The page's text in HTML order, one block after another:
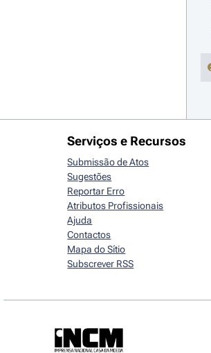
Serviços e Recursos
Submissão de Atos
Sugestões
Reportar Erro
Atributos Profissionais
Ajuda
Contactos
Mapa do Sítio
Subscrever RSS